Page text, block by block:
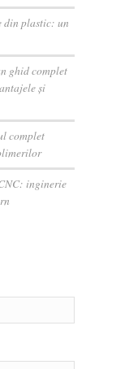
din plastic: un
ghid complet
și
complet
inginerie